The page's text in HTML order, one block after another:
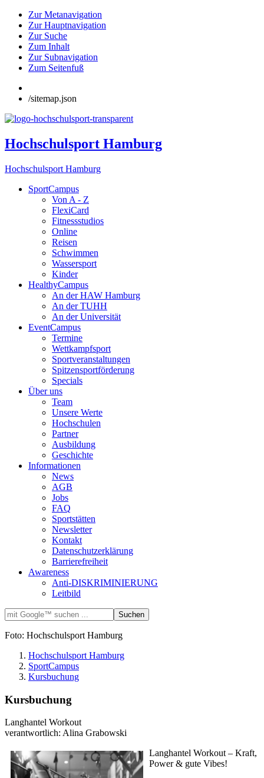
Zur Metanavigation
Zur Hauptnavigation
Zur Suche
Zum Inhalt
Zur Subnavigation
Zum Seitenfuß
/sitemap.json
Hochschulsport Hamburg
Hochschulsport Hamburg
SportCampus
Von A - Z
FlexiCard
Fitnessstudios
Online
Reisen
Schwimmen
Wassersport
Kinder
HealthyCampus
An der HAW Hamburg
An der TUHH
An der Universität
EventCampus
Termine
Wettkampfsport
Sportveranstaltungen
Spitzensportförderung
Specials
Über uns
Team
Unsere Werte
Hochschulen
Partner
Ausbildung
Geschichte
Informationen
News
AGB
Jobs
FAQ
Sportstätten
Newsletter
Kontakt
Datenschutzerklärung
Barrierefreiheit
Awareness
Anti-DISKRIMINIERUNG
Leitbild
Foto: Hochschulsport Hamburg
Hochschulsport Hamburg
SportCampus
Kursbuchung
Kursbuchung
Langhantel Workout
verantwortlich: Alina Grabowski
Langhantel Workout – Kraft,
Power & gute Vibes!